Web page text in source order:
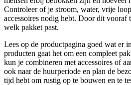
Controleer of je stroom, water, vrije
accessoires nodig hebt. Door dit vooraf
welk pakket past.
Lees op de productpagina goed wat er
producten gaat het om een compleet
kun je combineren met accessoires of
ook naar de huurperiode en plan de
tijd hebt om rustig op te bouwen en te